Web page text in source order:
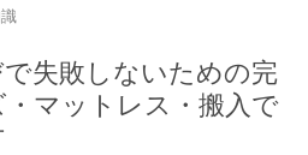
失敗しないための完
マットレス・搬入で